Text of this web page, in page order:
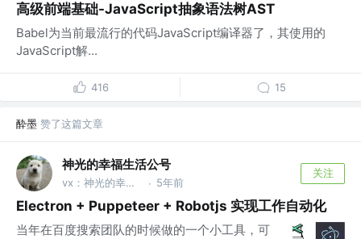
高级前端基础-JavaScript抽象语法树AST
Babel为当前最流行的代码JavaScript编译器了，其使用的
JavaScript解...
416 15
酔墨 赞了这篇文章
神光的幸福生活公号
vx：神光的幸福生活 · 5年前
关注
Electron + Puppeteer + Robotjs 实现工作自动化
当年在百度搜索团队的时候做的一个小工具，可